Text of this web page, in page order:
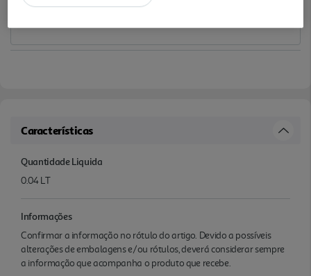
Características
Quantidade Liquida
0.04 LT
Informações
Confirmar a informação no rótulo do artigo. Devido a possíveis
alterações de embalagens e/ou rótulos, deverá considerar sempre
a informação que acompanha o produto que recebe.